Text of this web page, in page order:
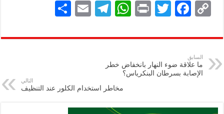
C
p
y
Li
k
F
eb
k
T
tt
P
nt
W
at
A
p
p
Te
gr
E
ai
ar
السابق
ما علاقة ضوء النهار بانخفاض خطر
الإصابة بسرطان البنكرياس؟
التالي
مخاطر استخدام الكلور عند التنظيف